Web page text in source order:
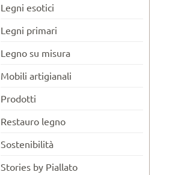
Legni esotici
Legni primari
Legno su misura
Mobili artigianali
Prodotti
Restauro legno
Sostenibilità
Stories by Piallato